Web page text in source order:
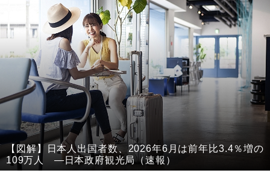
【図解】日本人出国者数、2026年6月は前年比3.4％増の
109万人 ―日本政府観光局（速報）